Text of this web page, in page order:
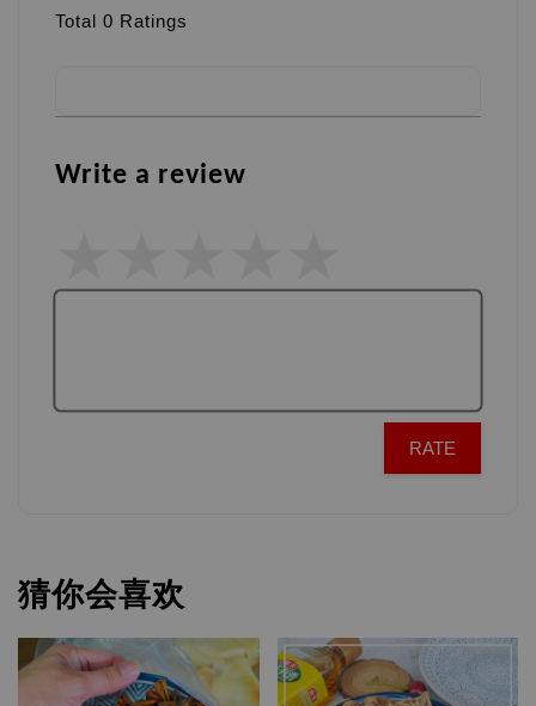
Total 0 Ratings
Write a review
RATE
猜你会喜欢